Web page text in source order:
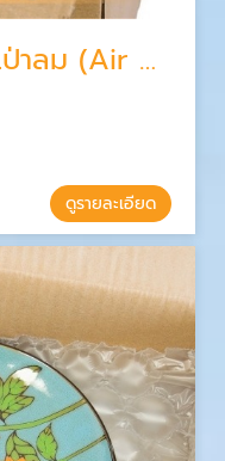
ฟิล์มกันกระแทกแบบเป่าลม (Air Pillow)
ดูรายละเอียด